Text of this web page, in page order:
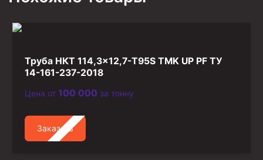
Рукава буровые
Стропы канатные ВК
Стропы цепные
Труба НКТ 114,3×12,7-T95S TMK UP PF ТУ
14-161-237-2018
Цена от 100 000 за тонну
Заказать